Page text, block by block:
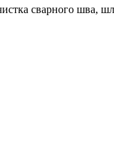
сварного шва,